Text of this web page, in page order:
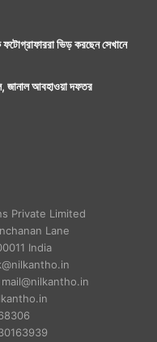
মধ্যে। পুনরায় ৯টা ২৪
পর্যন্ত।
১টা ১ মিনিটের মধ্যে।
মনগড়া কোনও কথা নয়।
ভ্রমণকালীন পথচলতি
প্রতিকারগুলিই এখানে
ফটোগ্রাফাররা ভিড় করছেন সেখানে
জানাল আবহাওয়া দফতর
Private Limited
Lane
India